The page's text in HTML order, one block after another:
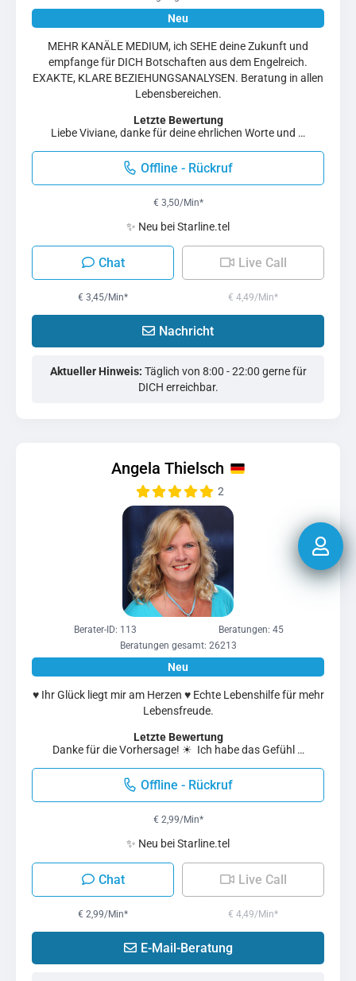
MEHR KANÄLE MEDIUM, ich SEHE deine Zukunft und
empfange für DICH Botschaften aus dem Engelreich.
EXAKTE, KLARE BEZIEHUNGSANALYSEN. Beratung in allen
Lebensbereichen.
Letzte Bewertung
Liebe Viviane, danke für deine ehrlichen Worte und …
Offline - Rückruf
€ 3,50/Min*
✨ Neu bei Starline.tel
Chat
€ 3,45/Min*
Live Call
€ 4,49/Min*
Nachricht
Aktueller Hinweis: Täglich von 8:00 - 22:00 gerne für
DICH erreichbar.
Angela Thielsch
2
♥ Ihr Glück liegt mir am Herzen ♥ Echte Lebenshilfe für mehr
Lebensfreude.
Berater-ID: 113
Beratungen: 45
Beratungen gesamt: 26213
Letzte Bewertung
Danke für die Vorhersage! ☀ ️ Ich habe das Gefühl …
Offline - Rückruf
€ 2,99/Min*
✨ Neu bei Starline.tel
Chat
€ 2,99/Min*
Live Call
€ 4,49/Min*
E-Mail-Beratung